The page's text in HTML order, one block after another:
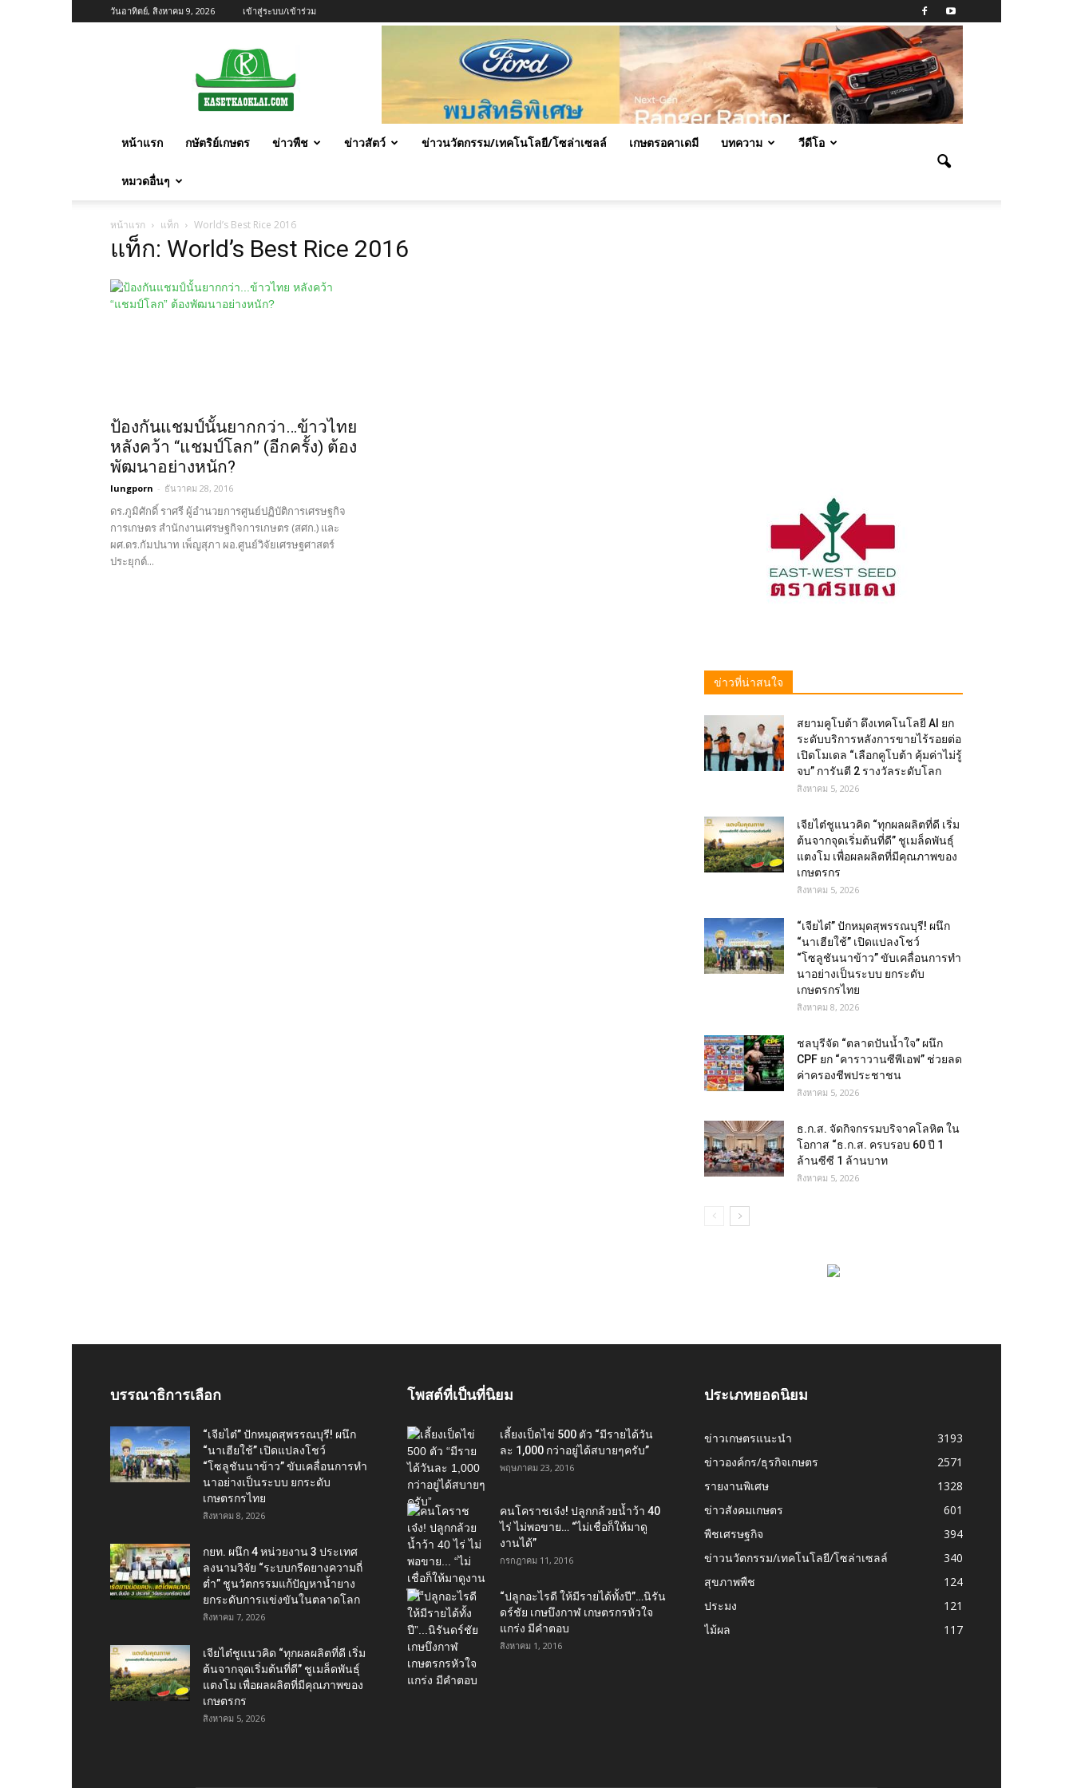
วันอาทิตย์, สิงหาคม 9, 2026 เข้าสู่ระบบ/เข้าร่วม
หน้าแรก กษัตริย์เกษตร ข่าวพืช ข่าวสัตว์ ข่าวนวัตกรรม/เทคโนโลยี/โซล่าเซลล์ เกษตรอคาเดมี บทความ วีดีโอ
หมวดอื่นๆ
หน้าแรก แท็ก World’s Best Rice 2016
แท็ก: World’s Best Rice 2016
ป้องกันแชมป์นั้นยากกว่า…ข้าวไทย
หลังคว้า “แชมป์โลก” (อีกครั้ง) ต้อง
พัฒนาอย่างหนัก?
lungporn - ธันวาคม 28, 2016
ดร.ภูมิศักดิ์ ราศรี ผู้อำนวยการศูนย์ปฏิบัติการเศรษฐกิจ
การเกษตร สำนักงานเศรษฐกิจการเกษตร (สศก.) และ
ผศ.ดร.กัมปนาท เพ็ญสุภา ผอ.ศูนย์วิจัยเศรษฐศาสตร์
ประยุกต์...
ข่าวที่น่าสนใจ
สยามคูโบต้า ดึงเทคโนโลยี AI ยก
ระดับบริการหลังการขายไร้รอยต่อ
เปิดโมเดล “เลือกคูโบต้า คุ้มค่าไม่รู้
จบ” การันตี 2 รางวัลระดับโลก
สิงหาคม 5, 2026
เจียไต๋ชูแนวคิด “ทุกผลผลิตที่ดี เริ่ม
ต้นจากจุดเริ่มต้นที่ดี” ชูเมล็ดพันธุ์
แตงโม เพื่อผลผลิตที่มีคุณภาพของ
เกษตรกร
สิงหาคม 5, 2026
“เจียไต๋” ปักหมุดสุพรรณบุรี! ผนึก
“นาเฮียใช้” เปิดแปลงโชว์
“โซลูชันนาข้าว” ขับเคลื่อนการทำ
นาอย่างเป็นระบบ ยกระดับ
เกษตรกรไทย
สิงหาคม 8, 2026
ชลบุรีจัด “ตลาดปันน้ำใจ” ผนึก
CPF ยก “คาราวานซีพีเอฟ” ช่วยลด
ค่าครองชีพประชาชน
สิงหาคม 5, 2026
ธ.ก.ส. จัดกิจกรรมบริจาคโลหิต ใน
โอกาส “ธ.ก.ส. ครบรอบ 60 ปี 1
ล้านซีซี 1 ล้านบาท
สิงหาคม 5, 2026
บรรณาธิการเลือก
“เจียไต๋” ปักหมุดสุพรรณบุรี! ผนึก
“นาเฮียใช้” เปิดแปลงโชว์
“โซลูชันนาข้าว” ขับเคลื่อนการทำ
นาอย่างเป็นระบบ ยกระดับ
เกษตรกรไทย
สิงหาคม 8, 2026
กยท. ผนึก 4 หน่วยงาน 3 ประเทศ
ลงนามวิจัย “ระบบกรีดยางความถี่
ต่ำ” ชูนวัตกรรมแก้ปัญหาน้ำยาง
ยกระดับการแข่งขันในตลาดโลก
สิงหาคม 7, 2026
เจียไต๋ชูแนวคิด “ทุกผลผลิตที่ดี เริ่ม
ต้นจากจุดเริ่มต้นที่ดี” ชูเมล็ดพันธุ์
แตงโม เพื่อผลผลิตที่มีคุณภาพของ
เกษตรกร
สิงหาคม 5, 2026
โพสต์ที่เป็นที่นิยม
เลี้ยงเป็ดไข่ 500 ตัว “มีรายได้วัน
ละ 1,000 กว่าอยู่ได้สบายๆครับ”
พฤษภาคม 23, 2016
คนโคราชเจ๋ง! ปลูกกล้วยน้ำว้า 40
ไร่ ไม่พอขาย… “ไม่เชื่อก็ให้มาดู
งานได้”‬
กรกฎาคม 11, 2016
“ปลูกอะไรดี ให้มีรายได้ทั้งปี”…นิรัน
ดร์ชัย เกษบึงกาฬ เกษตรกรหัวใจ
แกร่ง มีคำตอบ
สิงหาคม 1, 2016
ประเภทยอดนิยม
ข่าวเกษตรแนะนำ
3193
ข่าวองค์กร/ธุรกิจเกษตร
2571
รายงานพิเศษ
1328
ข่าวสังคมเกษตร
601
พืชเศรษฐกิจ
394
ข่าวนวัตกรรม/เทคโนโลยี/โซล่าเซลล์
340
สุขภาพพืช
124
ประมง
121
ไม้ผล
117